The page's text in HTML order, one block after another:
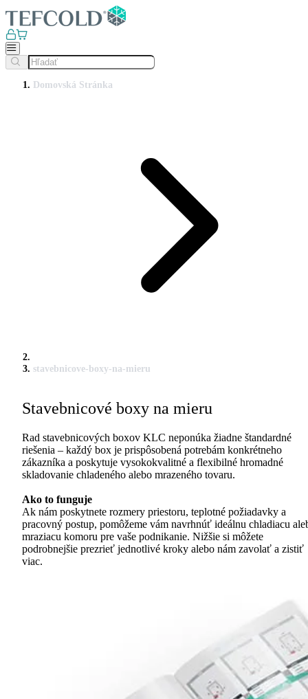
Domovská Stránka
stavebnicove-boxy-na-mieru
Stavebnicové boxy na mieru
Rad stavebnicových boxov KLC neponúka žiadne štandardné
riešenia – každý box je prispôsobená potrebám konkrétneho
zákazníka a poskytuje vysokokvalitné a flexibilné hromadné
skladovanie chladeného alebo mrazeného tovaru.
Ako to funguje
Ak nám poskytnete rozmery priestoru, teplotné požiadavky a
pracovný postup, pomôžeme vám navrhnúť ideálnu chladiacu
mraziacu komoru pre vaše podnikanie. Nižšie si môžete
podrobnejšie prezrieť jednotlivé kroky alebo nám zavolať a zistiť
viac.